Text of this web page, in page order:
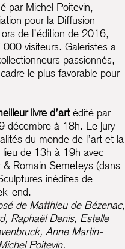
par Michel Poitevin,
pour la Diffusion
de l’édition de 2016,
visiteurs. Galeristes a
passionnés,
le plus favorable pour
livre d’artédité par
décembre à 18h. Le jury
du monde de l’art et la
de 13h à 19h avec
Romain Semeteys (dans
inédites de
end.
de Matthieu de Bézenac,
Raphaël Denis, Estelle
Anne Martin-
Poitevin.